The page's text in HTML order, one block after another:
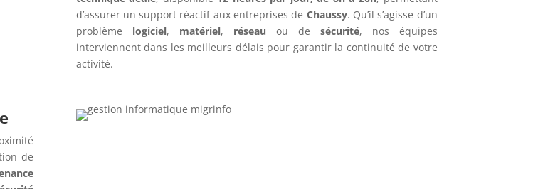
d’assurer un support réactif aux entreprises de Chaussy. Qu’il s’agisse d’un
problème logiciel, matériel, réseau ou de sécurité, nos équipes
interviennent dans les meilleurs délais pour garantir la continuité de votre
activité.
de